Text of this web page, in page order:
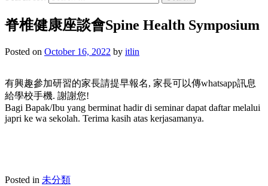
脊椎健康座談會Spine Health Symposium
Posted on October 16, 2022 by itlin
有興趣參加研習的家長請提早報名, 家長可以傳whatsapp訊息
給學校手機. 謝謝您!
Bagi Bapak/Ibu yang berminat hadir di seminar dapat daftar melalui
japri ke wa sekolah. Terima kasih atas kerjasamanya.
Posted in 未分類